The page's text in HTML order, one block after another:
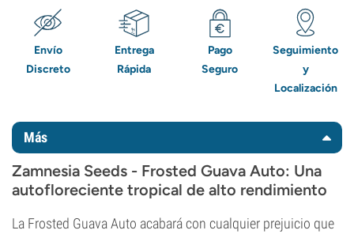
Envío
Discreto
Entrega
Rápida
Pago
Seguro
Seguimiento
y
Localización
Más
Zamnesia Seeds - Frosted Guava Auto: Una
autofloreciente tropical de alto rendimiento
La Frosted Guava Auto acabará con cualquier prejuicio que